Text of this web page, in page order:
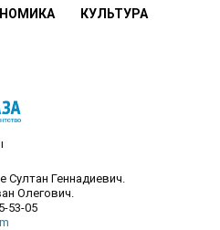
КУЛЬТУРА
Султан Геннадиевич.
Олегович.
53-05